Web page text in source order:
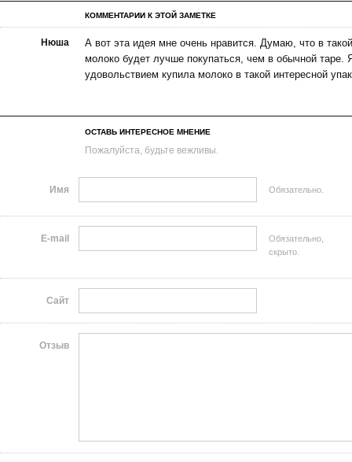
КОММЕНТАРИИ К ЭТОЙ ЗАМЕТКЕ
Нюша
А вот эта идея мне очень нравится. Думаю, что в
молоко будет лучше покупаться, чем в обычной таре.
удовольствием купила молоко в такой интересной
ОСТАВЬ ИНТЕРЕСНОЕ МНЕНИЕ
Пожалуйста, будьте вежливы.
Имя Обязательно.
E-mail
Обязательно,
скрыто.
Сайт
Отзыв